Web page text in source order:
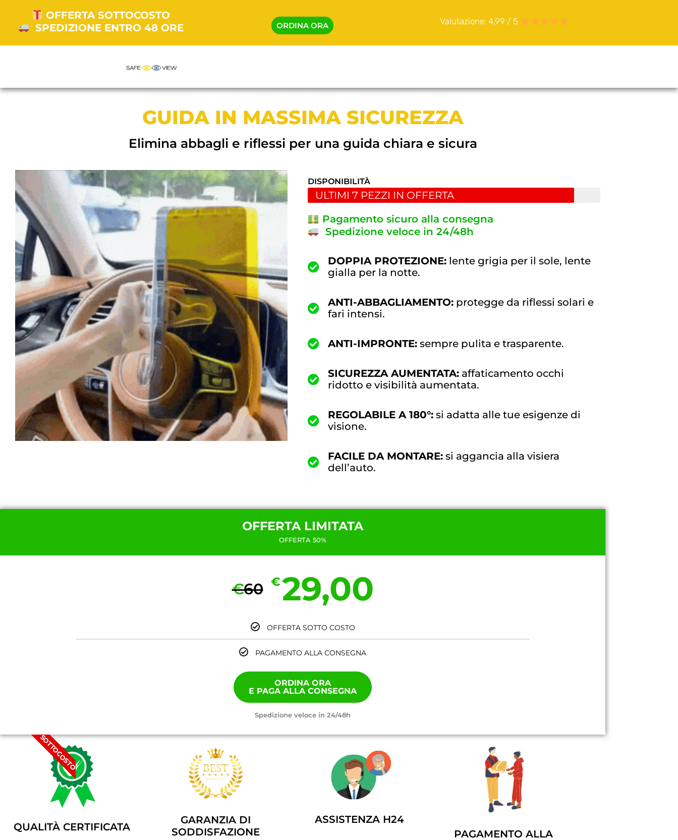
OFFERTA SOTTOCOSTO
SPEDIZIONE ENTRO 48 ORE
ORDINA ORA Valutazione: 4,99 / 5
GUIDA IN MASSIMA SICUREZZA
Elimina abbagli e riflessi per una guida chiara e sicura
DISPONIBILITÀ
ULTIMI 7 PEZZI IN OFFERTA
Pagamento sicuro alla consegna
Spedizione veloce in 24/48h
DOPPIA PROTEZIONE:lente grigia per il sole, lente
gialla per la notte.
ANTI-ABBAGLIAMENTO:protegge da riflessi solari e
fari intensi.
ANTI-IMPRONTE:sempre pulita e trasparente.
SICUREZZA AUMENTATA:affaticamento occhi
ridotto e visibilità aumentata.
REGOLABILE A 180°:si adatta alle tue esigenze di
visione.
FACILE DA MONTARE:si aggancia alla visiera
dell’auto.
OFFERTA LIMITATA
OFFERTA 50%
€60 €29,00
OFFERTA SOTTO COSTO
PAGAMENTO ALLA CONSEGNA
ORDINA ORA
E PAGA ALLA CONSEGNA
Spedizione veloce in 24/48h
SOTTOCOSTO
QUALITÀ CERTIFICATA
GARANZIA DI
SODDISFAZIONE
ASSISTENZA H24
PAGAMENTO ALLA